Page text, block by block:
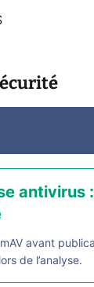
antivirus
avant
de l’analyse.